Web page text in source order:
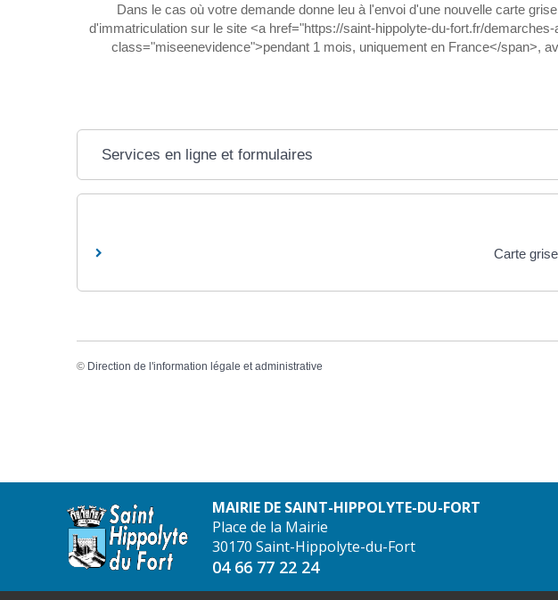
Dans le cas où votre demande donne leu à l'envoi d'une nouvelle carte
d'immatriculation sur le site <a href="https://saint-hippolyte-du-fort.fr/
class="miseenevidence">pendant 1 mois, uniquement en France</span>,
Services en ligne et formulaires
Carte
© Direction de l'information légale et administrative
MAIRIE DE SAINT-HIPPOLYTE-DU-FORT
Place de la Mairie
30170 Saint-Hippolyte-du-Fort
04 66 77 22 24